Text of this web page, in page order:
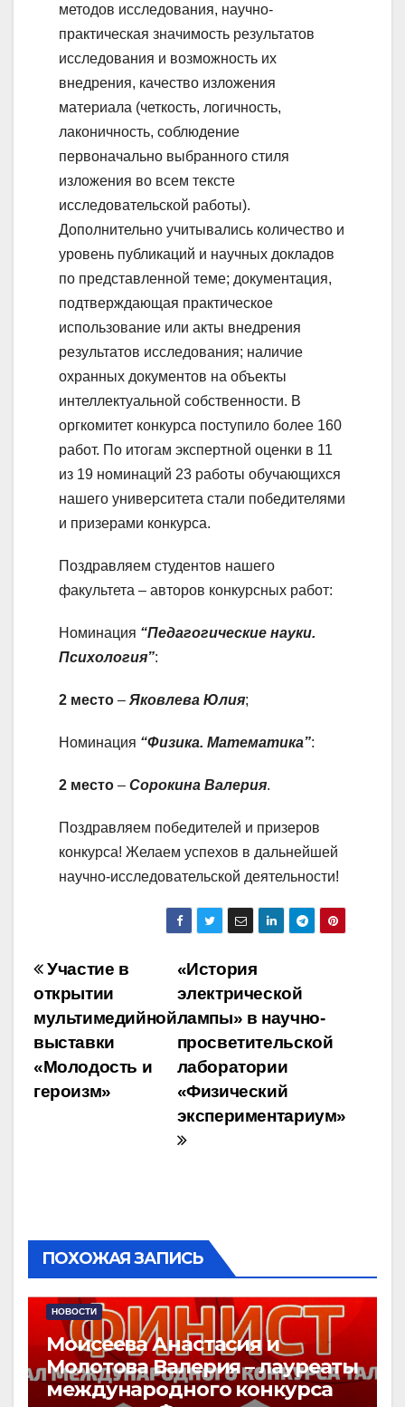
методов исследования, научно-
практическая значимость результатов
исследования и возможность их
внедрения, качество изложения
материала (четкость, логичность,
лаконичность, соблюдение
первоначально выбранного стиля
изложения во всем тексте
исследовательской работы).
Дополнительно учитывались количество и
уровень публикаций и научных докладов
по представленной теме; документация,
подтверждающая практическое
использование или акты внедрения
результатов исследования; наличие
охранных документов на объекты
интеллектуальной собственности. В
оргкомитет конкурса поступило более 160
работ. По итогам экспертной оценки в 11
из 19 номинаций 23 работы обучающихся
нашего университета стали победителями
и призерами конкурса.
Поздравляем студентов нашего
факультета – авторов конкурсных работ:
Номинация “Педагогические науки.
Психология”:
2 место – Яковлева Юлия;
Номинация “Физика. Математика”:
2 место – Сорокина Валерия.
Поздравляем победителей и призеров
конкурса! Желаем успехов в дальнейшей
научно-исследовательской деятельности!
Навигация
по
записям
«История
электрической
лампы» в научно-
просветительской
лаборатории
«Физический
экспериментариум»
Участие в
открытии
мультимедийной
выставки
«Молодость и
героизм»
ПОХОЖАЯ ЗАПИСЬ
НОВОСТИ
Моисеева Анастасия и
Молотова Валерия – лауреаты
международного конкурса